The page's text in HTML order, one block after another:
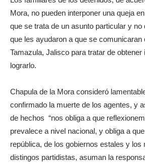
Mora, no pueden interponer una queja
que se trata de un asunto particular y no
que les ayudaron a que se comunicaran
Tamazula, Jalisco para tratar de obtener
lograrlo.
Chapula de la Mora consideró
confirmado la muerte de los agentes, y
de hechos “nos obliga a que
prevalece a nivel nacional, y obliga a
república, de los gobiernos estales y los
distingos partidistas, asuman la